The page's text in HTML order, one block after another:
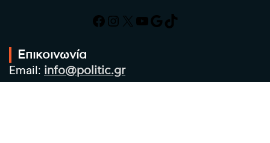
Facebook
Instagram
X YouTube
Google
TikTok
Επικοινωνία
Email: info@politic.gr
Τηλ: